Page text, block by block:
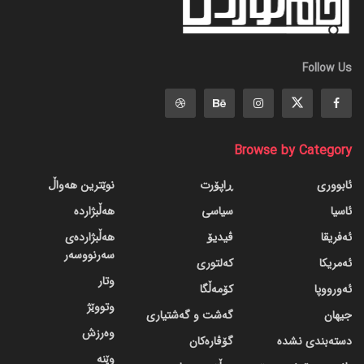
Follow Us
Browse by Category
ئابووری
ئاسیا
ئەفریقا
ئەمریکا
ئەورووپا
جیهان
دسته‌بندی نشده
ڕاپۆرت
سیاسی
ڤیدیۆ
کەلتوری
کۆمەڵگا
گه‌شت و گه‌شتیاری
گۆڤاره‌کان
نوێترین هەواڵ
هەڵبژاردە
هەڵبژاردەی
سەرنووسەر
وتار
وتووێژ
وەرزش
وێنە